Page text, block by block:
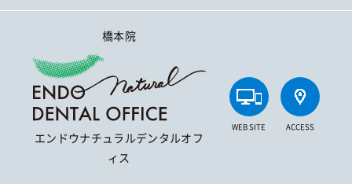
橋本院
エンドウナチュラルデンタルオフ
ィス
WEB SITE ACCESS